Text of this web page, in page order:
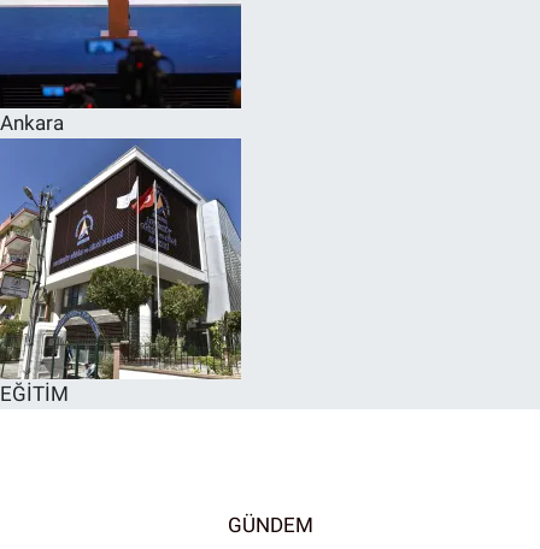
Ankara
EĞİTİM
GÜNDEM